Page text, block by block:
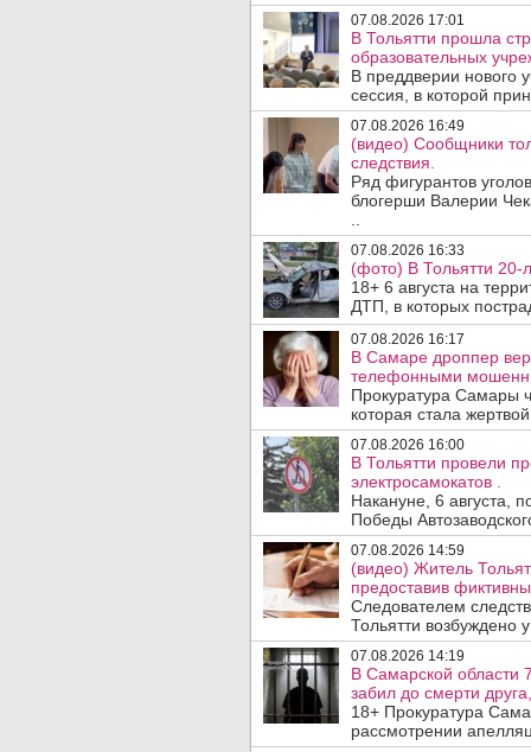
07.08.2026 17:01
В Тольятти прошла
образовательных
В преддверии нового
сессия, в которой
07.08.2026 16:49
(видео) Сообщники
следствия.
Ряд фигурантов
блогерши Валерии
07.08.2026 16:33
(фото) В Тольятти 20-
18+ 6 августа на
ДТП, в которых
07.08.2026 16:17
В Самаре дроппер
телефонными
Прокуратура Самары
которая стала
07.08.2026 16:00
В Тольятти провели
электросамокатов .
Накануне, 6 августа,
Победы
07.08.2026 14:59
(видео) Житель
предоставив
Следователем
Тольятти возбуждено
07.08.2026 14:19
В Самарской области
забил до смерти
18+ Прокуратура
рассмотрении